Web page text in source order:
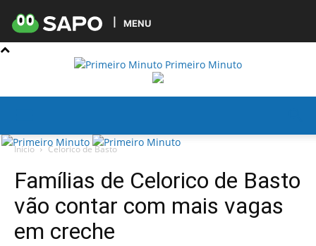
MENU
Primeiro Minuto
Início Celorico de Basto
Famílias de Celorico de Basto
vão contar com mais vagas
em creche